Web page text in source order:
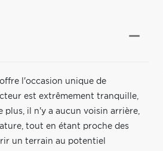
l'occasion unique de
est extrêmement tranquille,
plus, il n'y a aucun voisin arrière,
tout en étant proche des
un terrain au potentiel